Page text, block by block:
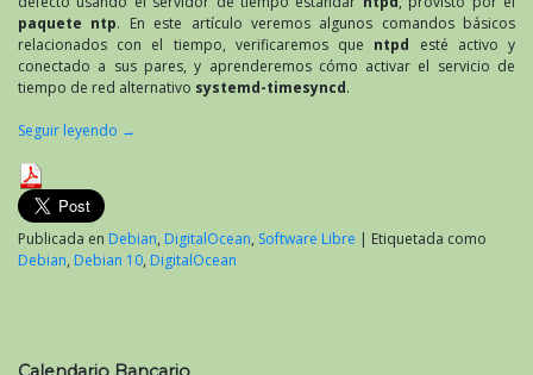
paquete ntp. En este artículo veremos algunos comandos básicos
relacionados con el tiempo, verificaremos que ntpd esté activo y
conectado a sus pares, y aprenderemos cómo activar el servicio de
tiempo de red alternativo systemd-timesyncd.
Seguir leyendo →
Publicada en Debian, DigitalOcean, Software Libre | Etiquetada como
Debian, Debian 10, DigitalOcean